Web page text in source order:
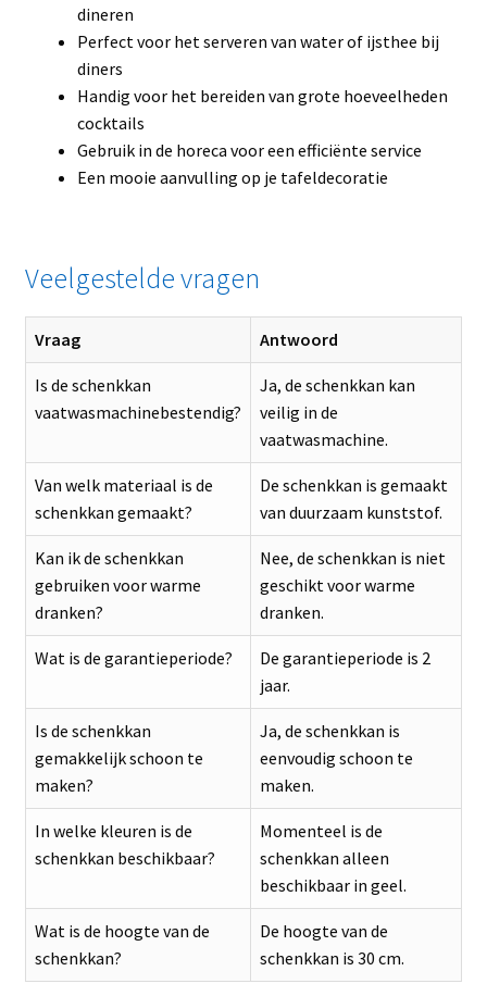
dineren
Perfect voor het serveren van water of ijsthee bij
diners
Handig voor het bereiden van grote hoeveelheden
cocktails
Gebruik in de horeca voor een efficiënte service
Een mooie aanvulling op je tafeldecoratie
Veelgestelde vragen
Vraag Antwoord
Is de schenkkan
vaatwasmachinebestendig?
Ja, de schenkkan kan
veilig in de
vaatwasmachine.
Van welk materiaal is de
schenkkan gemaakt?
De schenkkan is gemaakt
van duurzaam kunststof.
Kan ik de schenkkan
gebruiken voor warme
dranken?
Nee, de schenkkan is niet
geschikt voor warme
dranken.
Wat is de garantieperiode?
De garantieperiode is 2
jaar.
Is de schenkkan
gemakkelijk schoon te
maken?
Ja, de schenkkan is
eenvoudig schoon te
maken.
In welke kleuren is de
schenkkan beschikbaar?
Momenteel is de
schenkkan alleen
beschikbaar in geel.
Wat is de hoogte van de
schenkkan?
De hoogte van de
schenkkan is 30 cm.